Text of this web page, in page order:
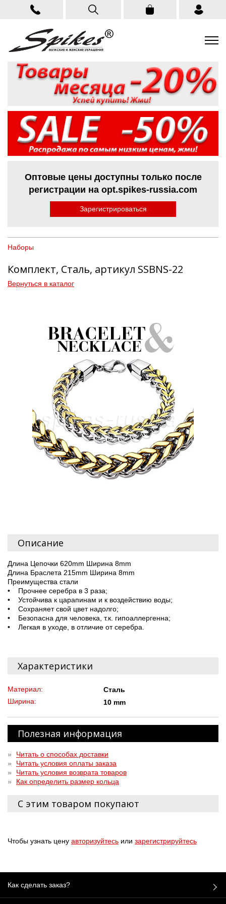
Оптовые цены доступны только после
регистрации на opt.spikes-russia.com
Зарегистрироваться
Наборы
Комплект, Сталь, артикул SSBNS-22
Вернуться в каталог
Описание
Длина Цепочки 620mm Ширина 8mm
Длина Браслета 215mm Ширина 8mm
Преимущества стали
• Прочнее серебра в 3 раза;
• Устойчива к царапинам и к воздействию воды;
• Сохраняет свой цвет надолго;
• Безопасна для человека, т.к. гипоаллергенна;
• Легкая в уходе, в отличие от серебра.
Характеристики
Материал:
Сталь
Ширина:
10 mm
Полезная информация
»
Читать о способах доставки
»
Читать условия оплаты заказа
»
Читать условия возврата товаров
»
Как определить размер кольца
С этим товаром покупают
Чтобы узнать цену авторизуйтесь или зарегистрируйтесь
Как сделать заказ?